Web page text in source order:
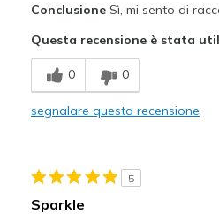
Difetti
Poor Cushioning
Feels too wide
Sizing
ConclusioneSì, mi sento di
Questa recensione è stata
0 0
segnalare questa recensione
5
Sparkle